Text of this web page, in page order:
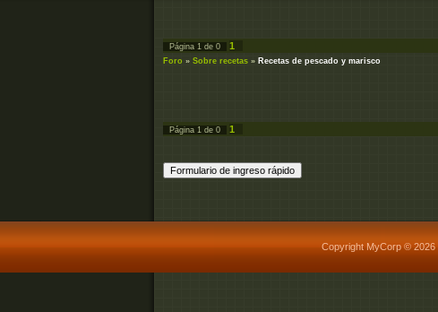
Página 1 de 0 1
Foro » Sobre recetas » Recetas de pescado y marisco
Página 1 de 0
1
Copyright MyCorp © 2026